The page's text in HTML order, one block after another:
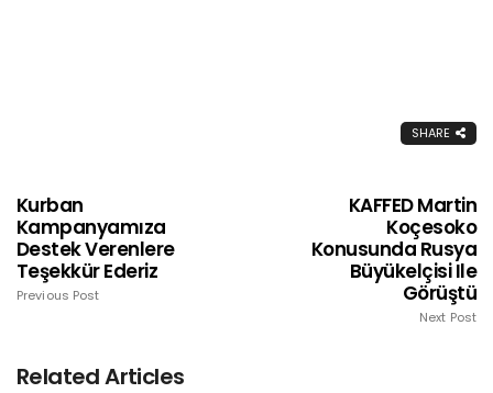
SHARE
Kurban
Kampanyamıza
Destek Verenlere
Teşekkür Ederiz
Previous Post
KAFFED Martin
Koçesoko
Konusunda Rusya
Büyükelçisi Ile
Görüştü
Next Post
Related Articles